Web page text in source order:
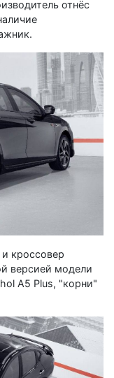
отнёс
кроссовер
версией модели
A5 Plus, "корни"